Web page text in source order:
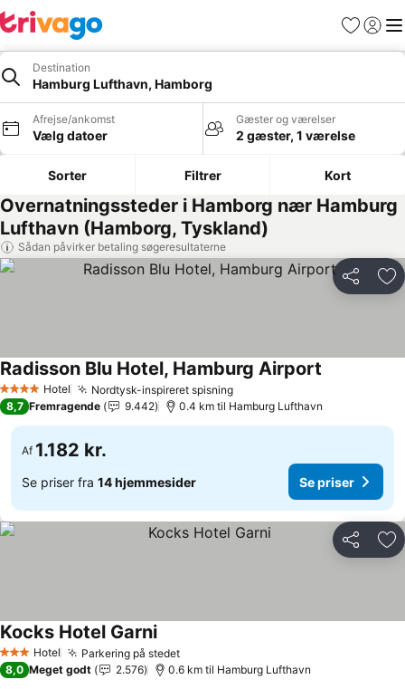
Favoritter
Log ind
Destination
Hamburg Lufthavn, Hamborg
Afrejse/ankomst
Vælg datoer
Gæster og værelser
2 gæster, 1 værelse
Sorter Filtrer Kort
Overnatningssteder i Hamborg nær Hamburg
Lufthavn (Hamborg, Tyskland)
Sådan påvirker betaling søgeresultaterne
Del
4 StjernerHotel Nordtysk-inspireret spisning
Radisson Blu Hotel, Hamburg Airport
8,7 Fremragende 9.442 0.4 km til Hamburg Lufthavn
Af 1.182 kr.
Se priser fra 14 hjemmesider Se priser
Del
3 StjernerHotel Parkering på stedet
Kocks Hotel Garni
8,0 Meget godt 2.576 0.6 km til Hamburg Lufthavn